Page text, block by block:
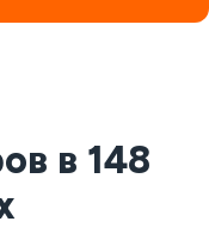
в 148